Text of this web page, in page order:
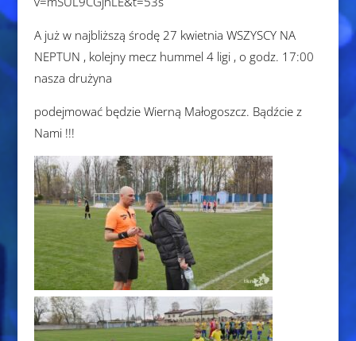
A już w najbliższą środę 27 kwietnia WSZYSCY NA
NEPTUN , kolejny mecz hummel 4 ligi , o godz. 17:00
nasza drużyna
podejmować będzie Wierną Małogoszcz. Bądźcie z
Nami !!!